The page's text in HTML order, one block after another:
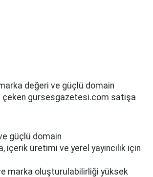
değeri ve güçlü domain
çeken gursesgazetesi.com satışa
ve güçlü domain
içerik üretimi ve yerel yayıncılık için
marka oluşturulabilirliği yüksek